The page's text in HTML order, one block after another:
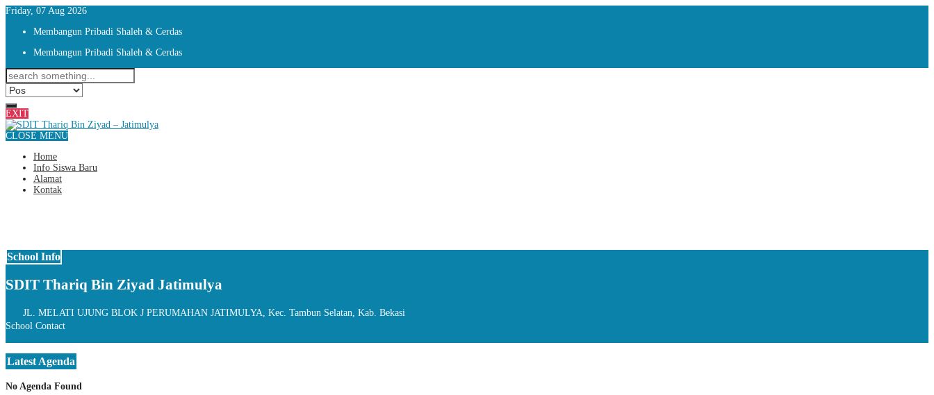
Friday, 07 Aug 2026
Membangun Pribadi Shaleh & Cerdas
Membangun Pribadi Shaleh & Cerdas
EXIT
CLOSE MENU
Home
Info Siswa Baru
Alamat
Kontak
School Info
SDIT Thariq Bin Ziyad Jatimulya
JL. MELATI UJUNG BLOK J PERUMAHAN JATIMULYA, Kec. Tambun Selatan, Kab. Bekasi
School Contact
Latest Agenda
No Agenda Found